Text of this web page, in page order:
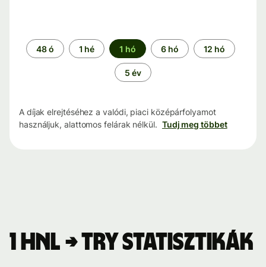
Időszak
48 ó 1 hé 1 hó 6 hó 12 hó
5 év
A díjak elrejtéséhez a valódi, piaci középárfolyamot
használjuk, alattomos felárak nélkül. Tudj meg többet
1 HNL → TRY statisztikák